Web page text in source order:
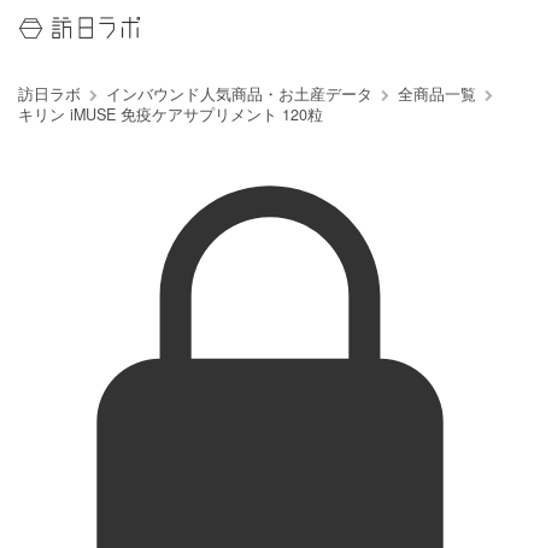
訪日ラボ インバウンド人気商品・お土産データ
全商品一覧
キリン iMUSE 免疫ケアサプリメント 120粒